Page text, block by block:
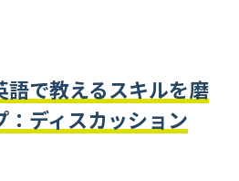
語で教えるスキルを磨
：ディスカッション